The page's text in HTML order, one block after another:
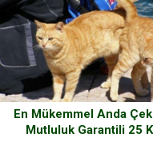
En Mükemmel Anda
Mutluluk Garantili 25